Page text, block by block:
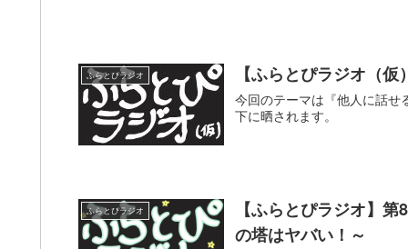
ふらとぴラジオ 【ふらとぴラジオ（
今回のテーマは『他人に話
下に晒されます。
ふらとぴラジオ
【ふらとぴラジオ】
の塔はヤバい！～